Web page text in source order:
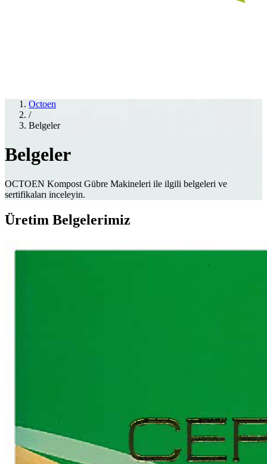
Octoen
/
Belgeler
Belgeler
OCTOEN Kompost Gübre Makineleri ile ilgili belgeleri ve
sertifikaları inceleyin.
Üretim Belgelerimiz